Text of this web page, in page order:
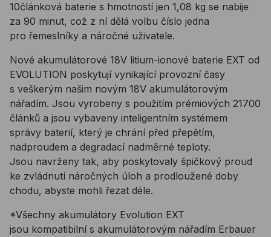
10článková baterie s hmotností jen 1,08 kg se nabije
za 90 minut, což z ní dělá volbu číslo jedna
pro řemeslníky a náročné uživatele.
Nové akumulátorové 18V litium-ionové baterie EXT od
EVOLUTION poskytují vynikající provozní časy
s veškerým našim novým 18V akumulátorovým
nářadím. Jsou vyrobeny s použitím prémiových 21700
článků a jsou vybaveny inteligentním systémem
správy baterií, který je chrání před přepětím,
nadproudem a degradací nadměrné teploty.
Jsou navrženy tak, aby poskytovaly špičkový proud
ke zvládnutí náročných úloh a prodloužené doby
chodu, abyste mohli řezat déle.
*Všechny akumulátory Evolution EXT
jsou kompatibilní s akumulátorovým nářadím Erbauer